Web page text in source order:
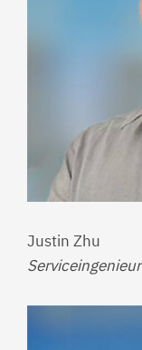
Justin Zhu
Serviceingenieur